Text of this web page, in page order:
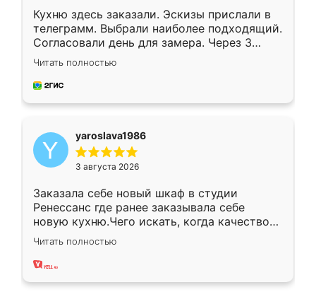
Кухню здесь заказали. Эскизы прислали в
телеграмм. Выбрали наиболее подходящий.
Согласовали день для замера. Через 3
недели кухня была уже готова. Остались
довольны работой. Спасибо Ренессанс
мебель за качественную работу!
Читать полностью
yaroslava1986
3 августа 2026
Заказала себе новый шкаф в студии
Ренессанс где ранее заказывала себе
новую кухню.Чего искать, когда качеством
вполне довольна. Служит кухня уже почти
два года, нареканий нет.
Читать полностью